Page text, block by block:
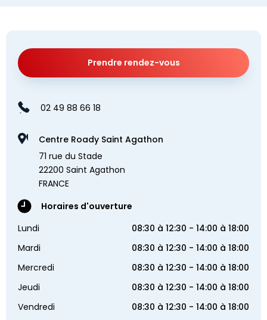
Prendre rendez-vous
02 49 88 66 18
Centre Roady Saint Agathon
71 rue du Stade
22200 Saint Agathon
FRANCE
Horaires d'ouverture
Lundi
08:30 à 12:30 - 14:00 à 18:00
Mardi
08:30 à 12:30 - 14:00 à 18:00
Mercredi
08:30 à 12:30 - 14:00 à 18:00
Jeudi
08:30 à 12:30 - 14:00 à 18:00
Vendredi
08:30 à 12:30 - 14:00 à 18:00